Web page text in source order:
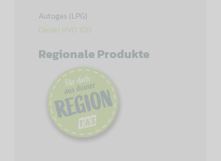
Autogas (LPG)
Diesel HVO 100
Regionale Produkte